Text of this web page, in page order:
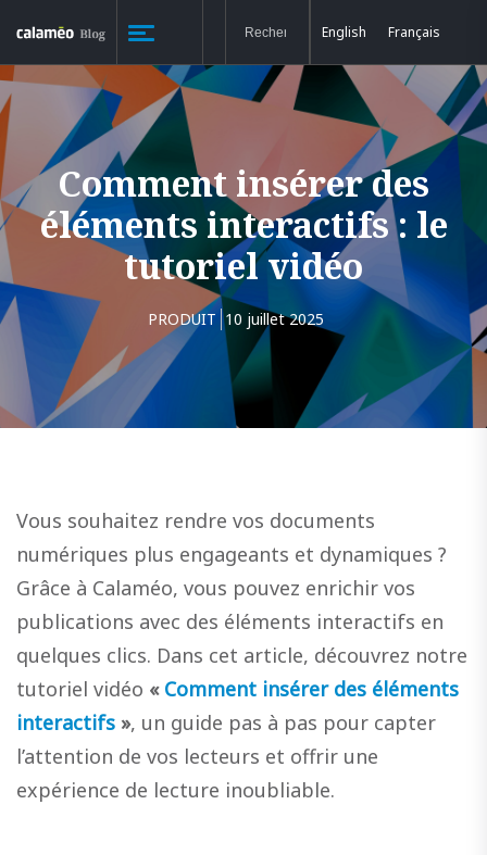
English Français
Comment insérer des
éléments interactifs : le
tutoriel vidéo
PRODUIT 10 juillet 2025
Vous souhaitez rendre vos documents
numériques plus engageants et dynamiques ?
Grâce à Calaméo, vous pouvez enrichir vos
publications avec des éléments interactifs en
quelques clics. Dans cet article, découvrez notre
tutoriel vidéo « Comment insérer des éléments
interactifs », un guide pas à pas pour capter
l’attention de vos lecteurs et offrir une
expérience de lecture inoubliable.